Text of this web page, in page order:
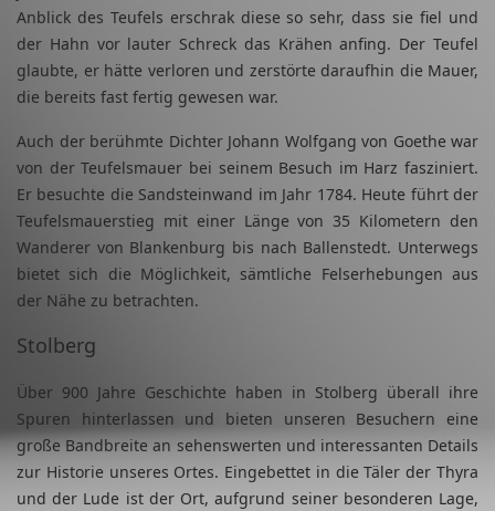
Anblick des Teufels erschrak diese so sehr, dass sie fiel und
der Hahn vor lauter Schreck das Krähen anfing. Der Teufel
glaubte, er hätte verloren und zerstörte daraufhin die Mauer,
die bereits fast fertig gewesen war.
Auch der berühmte Dichter Johann Wolfgang von Goethe war
von der Teufelsmauer bei seinem Besuch im Harz fasziniert.
Er besuchte die Sandsteinwand im Jahr 1784. Heute führt der
Teufelsmauerstieg mit einer Länge von 35 Kilometern den
Wanderer von Blankenburg bis nach Ballenstedt. Unterwegs
bietet sich die Möglichkeit, sämtliche Felserhebungen aus
der Nähe zu betrachten.
Stolberg
Über 900 Jahre Geschichte haben in Stolberg überall ihre
Spuren hinterlassen und bieten unseren Besuchern eine
große Bandbreite an sehenswerten und interessanten Details
zur Historie unseres Ortes. Eingebettet in die Täler der Thyra
und der Lude ist der Ort, aufgrund seiner besonderen Lage,